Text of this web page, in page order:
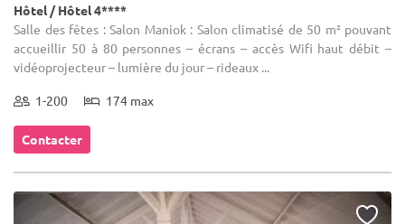
Hôtel / Hôtel 4****
Salle des fêtes : Salon Maniok : Salon climatisé de 50 m² pouvant
accueillir 50 à 80 personnes – écrans – accès Wifi haut débit –
vidéoprojecteur – lumière du jour – rideaux ...
1-200 174 max
Contacter